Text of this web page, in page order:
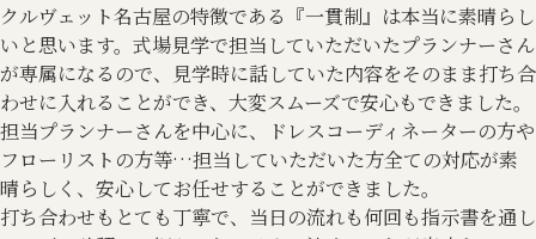
クルヴェット名古屋の特徴である『一貫制』は本当に素晴らし
いと思います。式場見学で担当していただいたプランナーさん
が専属になるので、見学時に話していた内容をそのまま打ち合
わせに入れることができ、大変スムーズで安心もできました。
担当プランナーさんを中心に、ドレスコーディネーターの方や
フローリストの方等…担当していただいた方全ての対応が素
晴らしく、安心してお任せすることができました。
打ち合わせもとても丁寧で、当日の流れも何回も指示書を通し